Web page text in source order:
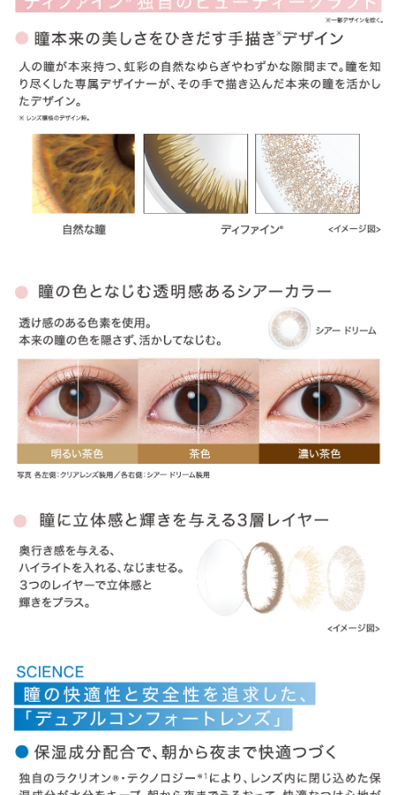
ITEM REVIEWS
この商品のレビュー
この商品のレビューはまだありません。
商品レビューの投稿は ログインが必要です。
OTHER COLOR
その他のカラー
» ナチュラルシャイン
» ヴィヴィッドスタイル
» ラディアントチャーム
商品についてのお問い合わせ